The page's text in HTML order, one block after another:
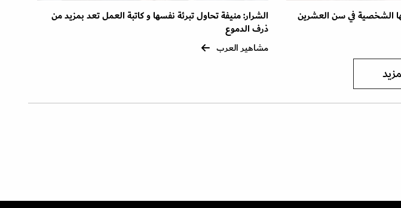
الشخصية في سن العشرين
الشرار: منيفة تحاول تبرئة نفسها و كاتبة العمل تعد بمزيد من
ذرف الدموع
مشاهير العرب